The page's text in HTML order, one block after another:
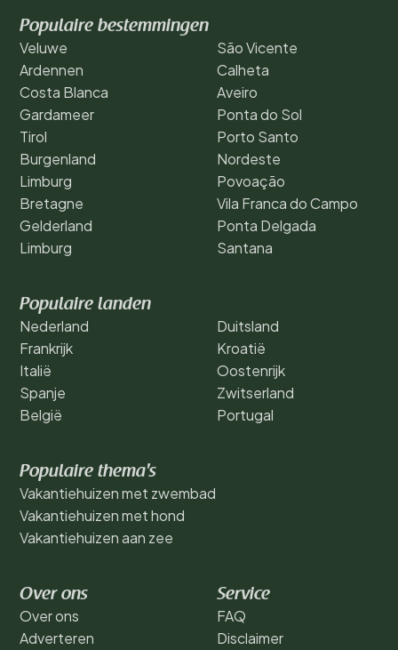
Populaire bestemmingen
Veluwe
Ardennen
Costa Blanca
Gardameer
Tirol
Burgenland
Limburg
Bretagne
Gelderland
Limburg
São Vicente
Calheta
Aveiro
Ponta do Sol
Porto Santo
Nordeste
Povoação
Vila Franca do Campo
Ponta Delgada
Santana
Populaire landen
Nederland
Frankrijk
Italië
Spanje
België
Duitsland
Kroatië
Oostenrijk
Zwitserland
Portugal
Populaire thema's
Vakantiehuizen met zwembad
Vakantiehuizen met hond
Vakantiehuizen aan zee
Over ons
Over ons
Adverteren
Service
FAQ
Disclaimer